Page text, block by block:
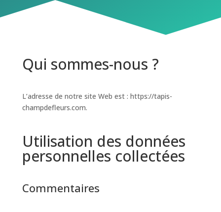
Qui sommes-nous ?
L’adresse de notre site Web est : https://tapis-
champdefleurs.com.
Utilisation des données
personnelles collectées
Commentaires